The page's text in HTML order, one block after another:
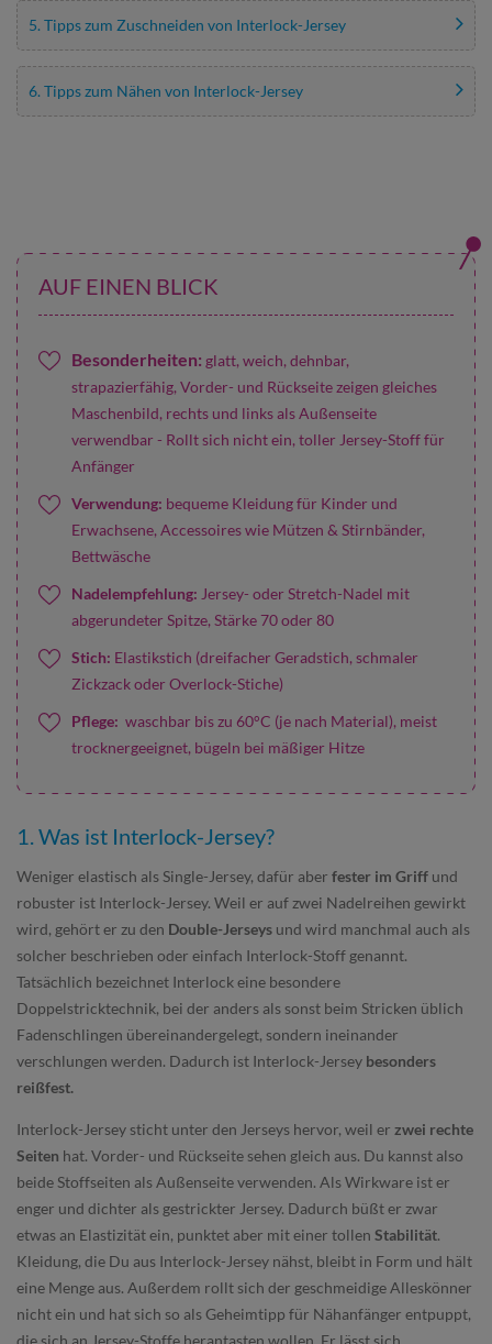
5. Tipps zum Zuschneiden von Interlock-Jersey
6. Tipps zum Nähen von Interlock-Jersey
AUF EINEN BLICK
Besonderheiten: glatt, weich, dehnbar,
strapazierfähig, Vorder- und Rückseite zeigen gleiches
Maschenbild, rechts und links als Außenseite
verwendbar - Rollt sich nicht ein, toller Jersey-Stoff für
Anfänger
Verwendung: bequeme Kleidung für Kinder und
Erwachsene, Accessoires wie Mützen & Stirnbänder,
Bettwäsche
Nadelempfehlung: Jersey- oder Stretch-Nadel mit
abgerundeter Spitze, Stärke 70 oder 80
Stich: Elastikstich (dreifacher Geradstich, schmaler
Zickzack oder Overlock-Stiche)
Pflege: waschbar bis zu 60°C (je nach Material), meist
trocknergeeignet, bügeln bei mäßiger Hitze
1. Was ist Interlock-Jersey?
Weniger elastisch als Single-Jersey, dafür aber fester im Griff und
robuster ist Interlock-Jersey. Weil er auf zwei Nadelreihen gewirkt
wird, gehört er zu den Double-Jerseys und wird manchmal auch als
solcher beschrieben oder einfach Interlock-Stoff genannt.
Tatsächlich bezeichnet Interlock eine besondere
Doppelstricktechnik, bei der anders als sonst beim Stricken üblich
Fadenschlingen übereinandergelegt, sondern ineinander
verschlungen werden. Dadurch ist Interlock-Jersey besonders
reißfest.
Interlock-Jersey sticht unter den Jerseys hervor, weil er zwei rechte
Seiten hat. Vorder- und Rückseite sehen gleich aus. Du kannst also
beide Stoffseiten als Außenseite verwenden. Als Wirkware ist er
enger und dichter als gestrickter Jersey. Dadurch büßt er zwar
etwas an Elastizität ein, punktet aber mit einer tollen Stabilität.
Kleidung, die Du aus Interlock-Jersey nähst, bleibt in Form und hält
eine Menge aus. Außerdem rollt sich der geschmeidige Alleskönner
nicht ein und hat sich so als Geheimtipp für Nähanfänger entpuppt,
die sich an Jersey-Stoffe herantasten wollen. Er lässt sich